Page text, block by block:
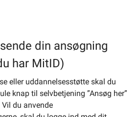
din ansøgning
har MitID)
eller uddannelsesstøtte skal du
knap til selvbetjening ”Ansøg her”
du anvende